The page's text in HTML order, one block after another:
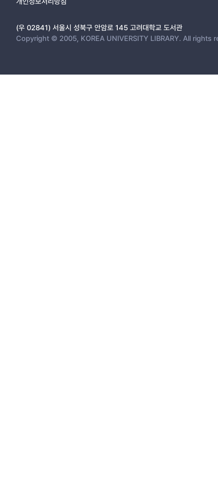
(우 02841) 서울시 성북구 안암로 145 고려대학교 도서관
Copyright © 2005, KOREA UNIVERSITY LIBRARY. All rights